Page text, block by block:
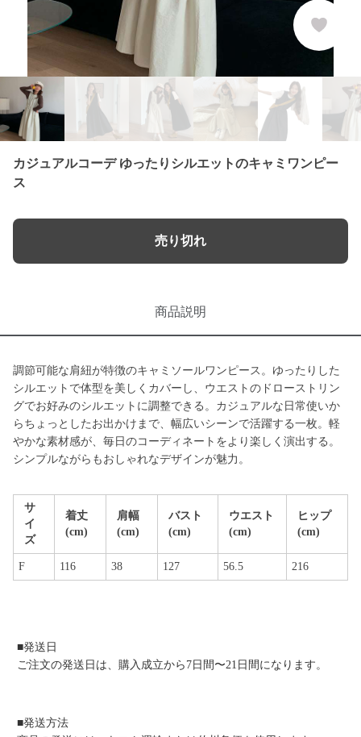
カジュアルコーデ ゆったりシルエットのキャミワンピー
ス
売り切れ
商品説明
調節可能な肩紐が特徴のキャミソールワンピース。ゆったりした
シルエットで体型を美しくカバーし、ウエストのドローストリン
グでお好みのシルエットに調整できる。カジュアルな日常使いか
らちょっとしたお出かけまで、幅広いシーンで活躍する一枚。軽
やかな素材感が、毎日のコーディネートをより楽しく演出する。
シンプルながらもおしゃれなデザインが魅力。
サ
イ
ズ
着丈
(cm)
肩幅
(cm)
バスト
(cm)
ウエスト
(cm)
ヒップ
(cm)
F 116 38 127 56.5 216
■発送日
ご注文の発送日は、購入成立から7日間〜21日間になります。
■発送方法